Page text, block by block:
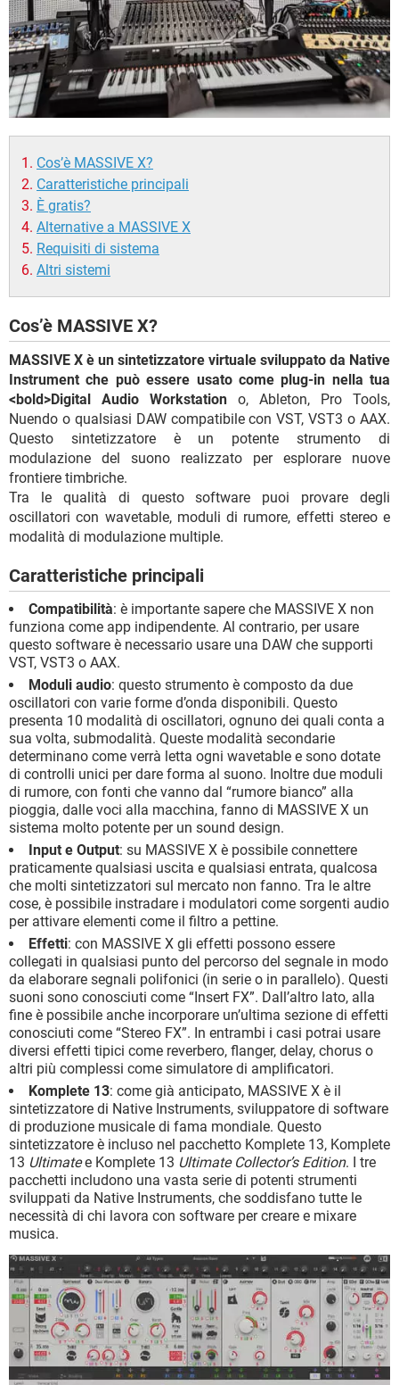
Cos’è MASSIVE X?
Caratteristiche principali
È gratis?
Alternative a MASSIVE X
Requisiti di sistema
Altri sistemi
Cos’è MASSIVE X?
MASSIVE X è un sintetizzatore virtuale sviluppato da Native
Instrument che può essere usato come plug-in nella tua
<bold>Digital Audio Workstation o, Ableton, Pro Tools,
Nuendo o qualsiasi DAW compatibile con VST, VST3 o AAX.
Questo sintetizzatore è un potente strumento di
modulazione del suono realizzato per esplorare nuove
frontiere timbriche.
Tra le qualità di questo software puoi provare degli
oscillatori con wavetable, moduli di rumore, effetti stereo e
modalità di modulazione multiple.
Caratteristiche principali
Compatibilità: è importante sapere che MASSIVE X non
funziona come app indipendente. Al contrario, per usare
questo software è necessario usare una DAW che supporti
VST, VST3 o AAX.
Moduli audio: questo strumento è composto da due
oscillatori con varie forme d’onda disponibili. Questo
presenta 10 modalità di oscillatori, ognuno dei quali conta a
sua volta, submodalità. Queste modalità secondarie
determinano come verrà letta ogni wavetable e sono dotate
di controlli unici per dare forma al suono. Inoltre due moduli
di rumore, con fonti che vanno dal “rumore bianco” alla
pioggia, dalle voci alla macchina, fanno di MASSIVE X un
sistema molto potente per un sound design.
Input e Output: su MASSIVE X è possibile connettere
praticamente qualsiasi uscita e qualsiasi entrata, qualcosa
che molti sintetizzatori sul mercato non fanno. Tra le altre
cose, è possibile instradare i modulatori come sorgenti audio
per attivare elementi come il filtro a pettine.
Effetti: con MASSIVE X gli effetti possono essere
collegati in qualsiasi punto del percorso del segnale in modo
da elaborare segnali polifonici (in serie o in parallelo). Questi
suoni sono conosciuti come “Insert FX”. Dall’altro lato, alla
fine è possibile anche incorporare un’ultima sezione di effetti
conosciuti come “Stereo FX”. In entrambi i casi potrai usare
diversi effetti tipici come reverbero, flanger, delay, chorus o
altri più complessi come simulatore di amplificatori.
Komplete 13: come già anticipato, MASSIVE X è il
sintetizzatore di Native Instruments, sviluppatore di software
di produzione musicale di fama mondiale. Questo
sintetizzatore è incluso nel pacchetto Komplete 13, Komplete
13 Ultimatee Komplete 13 Ultimate Collector’s Edition. I tre
pacchetti includono una vasta serie di potenti strumenti
sviluppati da Native Instruments, che soddisfano tutte le
necessità di chi lavora con software per creare e mixare
musica.